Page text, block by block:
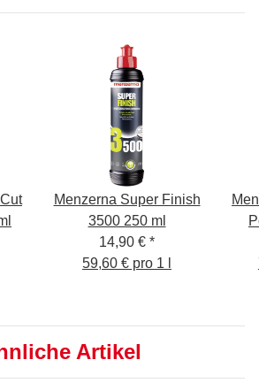
Menzerna Super Finish
3500 250 ml
14,90 € *
59,60 € pro 1 l
Artikel